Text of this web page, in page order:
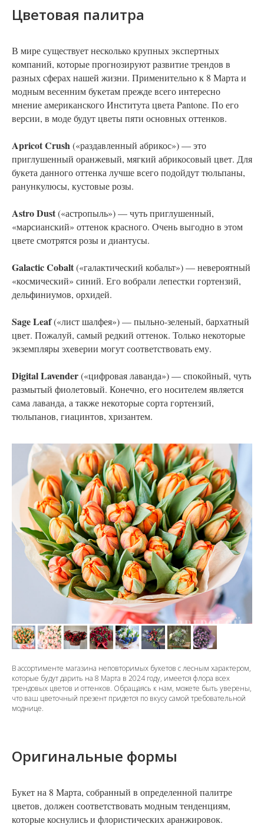
Цветовая палитра
В мире существует несколько крупных экспертных
компаний, которые прогнозируют развитие трендов в
разных сферах нашей жизни. Применительно к 8 Марта и
модным весенним букетам прежде всего интересно
мнение американского Института цвета Pantone. По его
версии, в моде будут цветы пяти основных оттенков.
Apricot Crush(«раздавленный абрикос») — это
приглушенный оранжевый, мягкий абрикосовый цвет. Для
букета данного оттенка лучше всего подойдут тюльпаны,
ранункулюсы, кустовые розы.
Astro Dust(«астропыль») — чуть приглушенный,
«марсианский» оттенок красного. Очень выгодно в этом
цвете смотрятся розы и диантусы.
Galactic Cobalt(«галактический кобальт») — невероятный
«космический» синий. Его вобрали лепестки гортензий,
дельфиниумов, орхидей.
Sage Leaf(«лист шалфея») — пыльно-зеленый, бархатный
цвет. Пожалуй, самый редкий оттенок. Только некоторые
экземпляры эхеверии могут соответствовать ему.
Digital Lavender(«цифровая лаванда») — спокойный, чуть
размытый фиолетовый. Конечно, его носителем является
сама лаванда, а также некоторые сорта гортензий,
тюльпанов, гиацинтов, хризантем.
В ассортименте магазина неповторимых букетов с лесным характером,
которые будут дарить на 8 Марта в 2024 году, имеется флора всех
трендовых цветов и оттенков. Обращаясь к нам, можете быть уверены,
что ваш цветочный презент придется по вкусу самой требовательной
моднице.
Оригинальные формы
Букет на 8 Марта, собранный в определенной палитре
цветов, должен соответствовать модным тенденциям,
которые коснулись и флористических аранжировок.